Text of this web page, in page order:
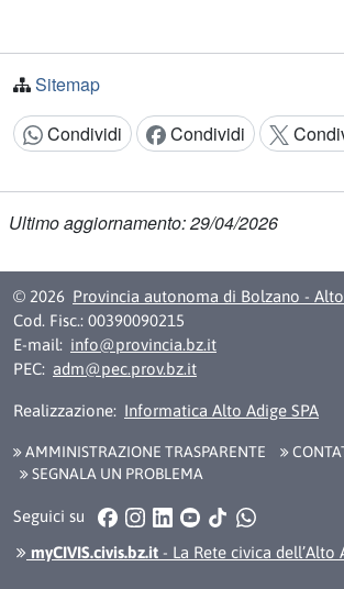
Sitemap
Condividi:
Condividi Condividi
Ultimo aggiornamento: 29/04/2026
© 2026 Provincia autonoma di Bolzano -
Cod. Fisc.: 00390090215
E-mail: info@provincia.bz.it
PEC: adm@pec.prov.bz.it
Realizzazione: Informatica Alto Adige SPA
AMMINISTRAZIONE TRASPARENTE
SEGNALA UN PROBLEMA
Seguici su Facebook
Instagram
LinkedInYouTube
TikTokWhatsApp
myCIVIS.civis.bz.it - La Rete civica dell’Alto